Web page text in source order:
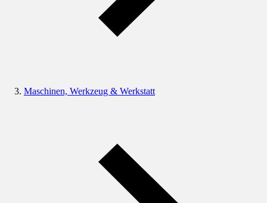
Maschinen, Werkzeug & Werkstatt